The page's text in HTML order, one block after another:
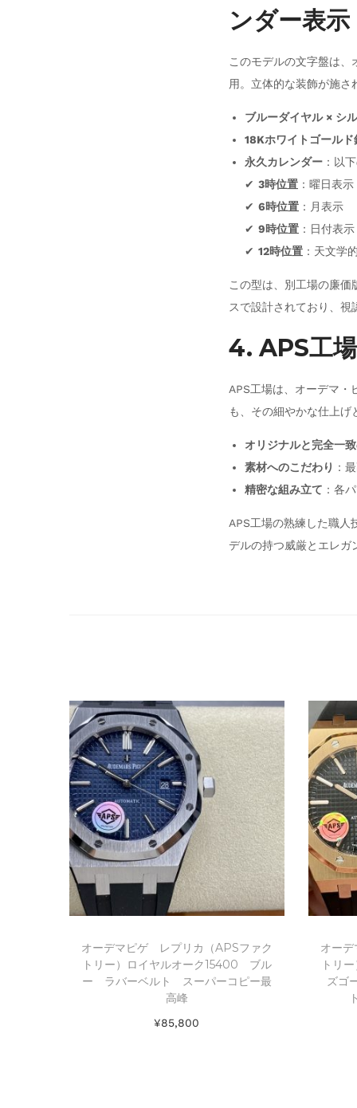
ンダー表示
このモデルの文字盤は
用。立体的な装飾が施さ
ブルーダイヤル × シ
18Kホワイトゴール
永久カレンダー ：以
✔ 3時位置 ：曜日表示
✔ 6時位置 ：月表示
✔ 9時位置 ：日付表示
✔ 12時位置 ：天文学
この型は、別工場の廉
スで設計されており、視
4. APS工
APS工場は、オーデマ・
も、その細やかな仕上げ
オリジナルと完全一
素材へのこだわり ：
精密な組み立て ：各
APS工場の熟練した職人
デルの持つ威厳とエレガ
オーデマピゲ レプリカ（APSファク
トリー）ロイヤルオーク15400 ブル
ー ラバーベルト スーパーコピー最
高峰
¥85,800
オー
トリ
ズゴ